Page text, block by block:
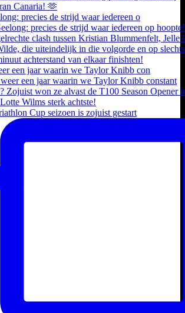
precies de strijd waar iedereen o
een jaar waarin we Taylor Knibb con
Cup seizoen is zojuist gestart